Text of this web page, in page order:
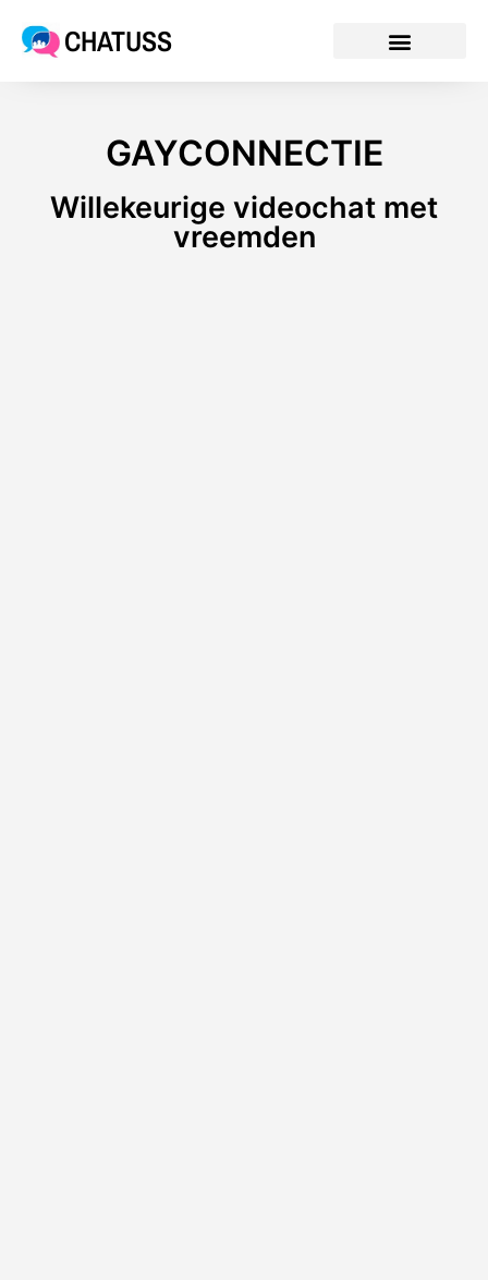
CHATUSS
GAYCONNECTIE
Willekeurige videochat met
vreemden